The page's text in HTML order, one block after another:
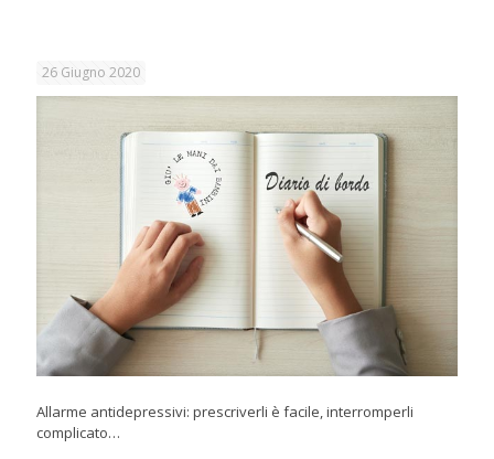
26 Giugno 2020
Allarme antidepressivi: prescriverli è facile, interromperli
complicato…